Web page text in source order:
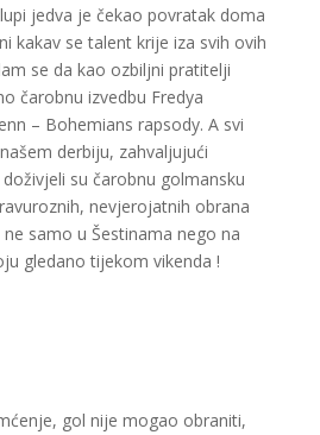
jedva je čekao povratak doma
kakav se talent krije iza svih ovih
se da kao ozbiljni pratitelji
čarobnu izvedbu Fredya
– Bohemians rapsody. A svi
derbiju, zahvaljujući
su čarobnu golmansku
nevjerojatnih obrana
samo u Šestinama nego na
gledano tijekom vikenda !
gol nije mogao obraniti,